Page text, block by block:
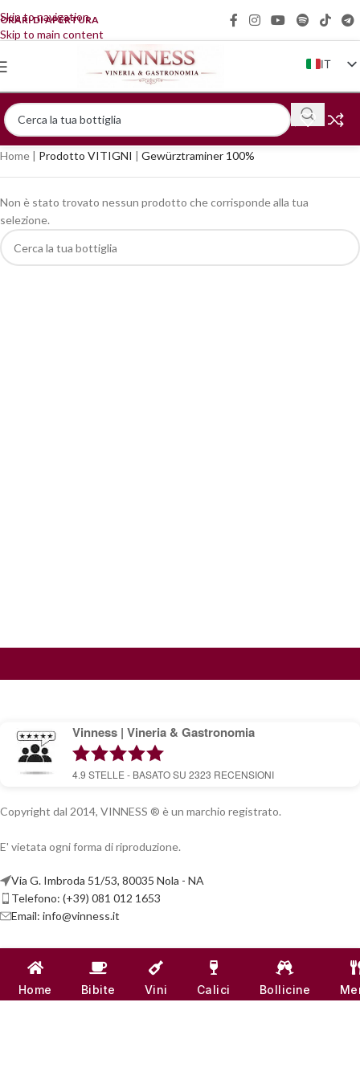
Skip to navigation
Skip to main content
ORARI DI APERTURA
IT
EN
FR
DE
Home | Prodotto VITIGNI | Gewürztraminer 100%
Non è stato trovato nessun prodotto che corrisponde alla tua
selezione.
Vinness | Vineria & Gastronomia
4.9 STELLE - BASATO SU 2323 RECENSIONI
Copyright dal 2014, VINNESS ® è un marchio registrato.
E' vietata ogni forma di riproduzione.
Via G. Imbroda 51/53, 80035 Nola - NA
Telefono: (+39) 081 012 1653
Email: info@vinness.it
ARTICOLI
INFO & CONTATTI
Home Bibite Vini Calici Bollicine